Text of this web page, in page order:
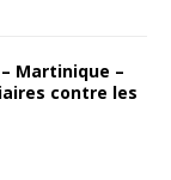
– Martinique –
contre les